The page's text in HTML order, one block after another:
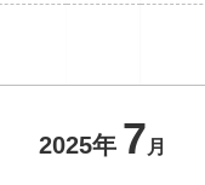
2025年 7 月